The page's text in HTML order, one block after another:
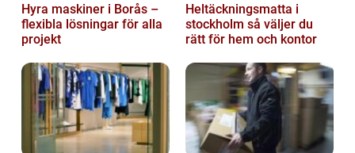
Hyra maskiner i Borås –
flexibla lösningar för alla
projekt
Heltäckningsmatta i
stockholm så väljer du
rätt för hem och kontor